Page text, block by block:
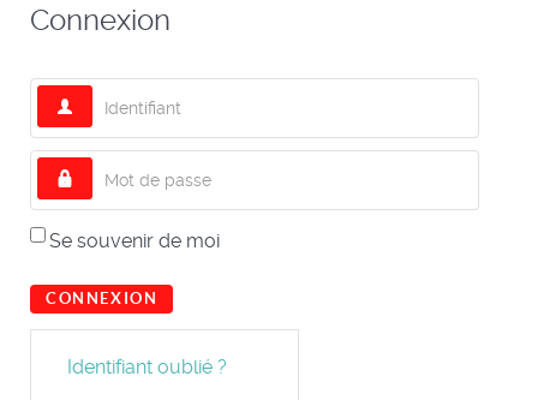
Connexion
Identifiant
Se souvenir de moi
CONNEXION
Identifiant oublié ?